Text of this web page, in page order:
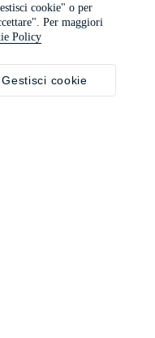
cookie" o per
Per maggiori
Policy
Gestisci cookie